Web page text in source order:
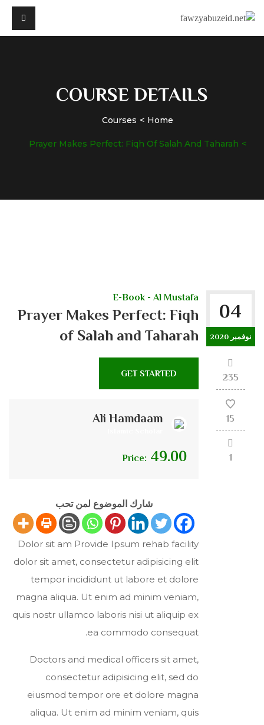
COURSE DETAILS
Home
Courses
Prayer Makes Perfect: Fiqh Of Salah And Taharah
04
نوفمبر 2020
235
15
1
E-Book - Al Mustafa
Prayer Makes Perfect: Fiqh
of Salah and Taharah
GET STARTED
Ali Hamdaam
Price: 49.00
شارك الموضوع لمن تحب
Dolor sit am Provide Ipsum rehab facility
dolor sit amet, consectetur adipisicing elit
tempor incididunt ut labore et dolore
magna aliqua. Ut enim ad minim veniam,
quis nostr ullamco laboris nisi ut aliquip ex
ea commodo consequat.
Doctors and medical officers sit amet,
consectetur adipisicing elit, sed do
eiusmod tempor ore et dolore magna
aliqua. Ut enim ad minim veniam, quis